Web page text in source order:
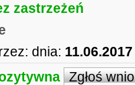
zastrzeżeń
dnia:
Zgłoś